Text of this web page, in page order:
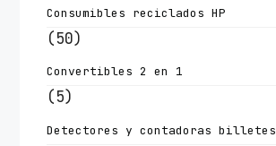
Consumibles reciclados HP
(50)
Convertibles 2 en 1
(5)
Detectores y contadoras billetes